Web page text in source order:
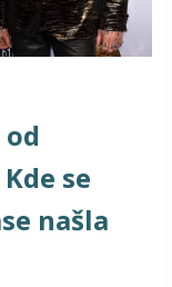
se
našla